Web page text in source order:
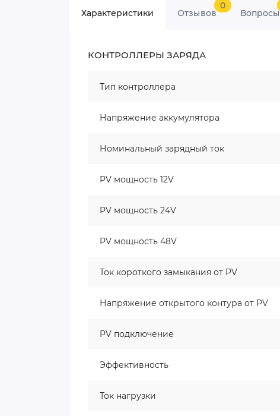
Характеристики Отзывов
0
Вопросы
КОНТРОЛЛЕРЫ ЗАРЯДА
Тип контроллера
Напряжение аккумулятора
Номинальный зарядный ток
PV мощность 12V
PV мощность 24V
PV мощность 48V
Ток короткого замыкания от PV
Напряжение открытого контура от PV
PV подключение
Эффективность
Ток нагрузки